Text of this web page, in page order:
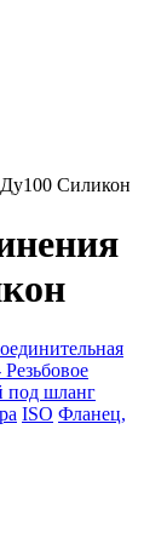
Силикон
под шланг
ISO Фланец,